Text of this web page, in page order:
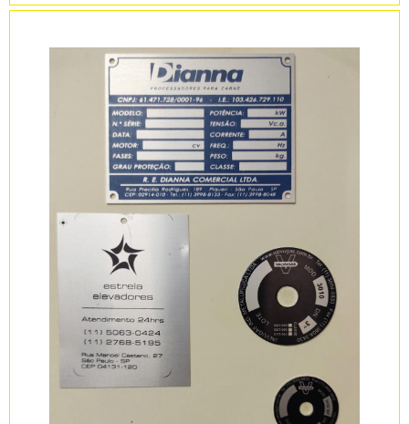
de aço personalizadas, com a Plac 4
obterá assertividade e comprometimento ...